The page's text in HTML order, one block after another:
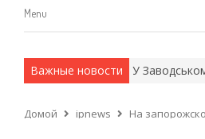
Menu
Menu
Важные новости
методы. У
Домой ipnews На